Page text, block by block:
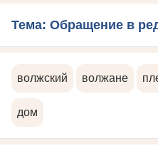
Тема: Обращение в
волжский волжане
дом